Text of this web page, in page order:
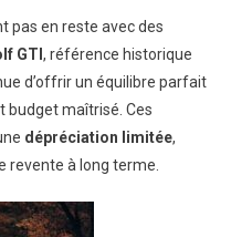
pas en reste avec des
GTI , référence historique
d’offrir un équilibre parfait
budget maîtrisé. Ces
dépréciation limitée,
revente à long terme.